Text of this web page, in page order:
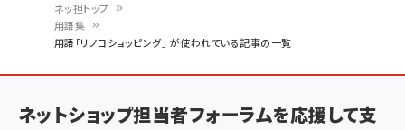
ン
く
ネッ担トップ
用語集
用語「リノコショッピング」 が使われている記事の一覧
ネットショップ担当者フォーラムを応援して支